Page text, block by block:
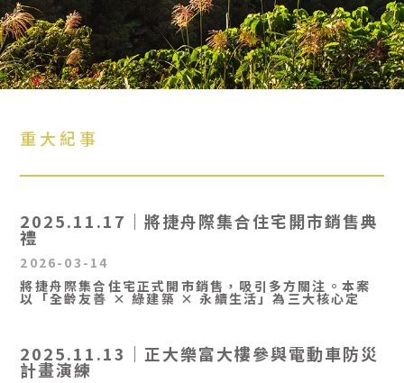
重大紀事
2025.11.17｜將捷舟際集合住宅開市銷售典
禮
2026-03-14
將捷舟際集合住宅正式開市銷售，吸引多方關注。本案
以「全齡友善 × 綠建築 × 永續生活」為三大核心定
2025.11.13｜正大樂富大樓參與電動車防災
計畫演練